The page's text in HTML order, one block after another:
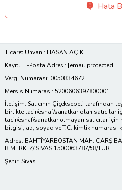
Hata
Ticaret Ünvanı: HASAN AÇIK
Kayıtlı E-Posta Adresi: [email protected]
Vergi Numarası: 0050834672
Mersis Numarası: 5200606397800001
İletişim: Satıcının Çiçeksepeti tarafından
birlikte tacir/esnaf/sanatkar olan satıcılar
tacir/esnaf/sanatkar olmayan satıcılar
bilgisi, ad, soyad ve T.C. kimlik numarası
Adres: BAHTİYARBOSTAN MAH.
B MERKEZ/ SİVAS 1500063787/58/TUR
Şehir: Sivas